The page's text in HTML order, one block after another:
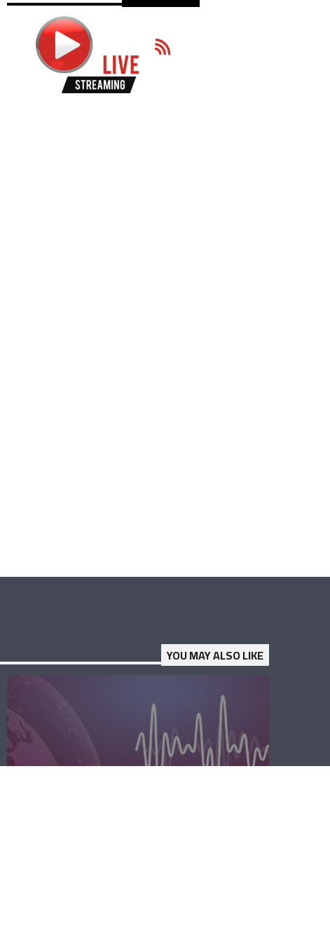
YOU MAY ALSO LIKE